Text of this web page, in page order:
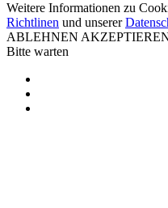
Weitere Informationen zu
Richtlinen und unserer
ABLEHNEN
Bitte warten